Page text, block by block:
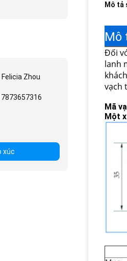
Felicia Zhou
xúc
Mô tả
Mô
Đối
lanh
vạch
Mã
Một